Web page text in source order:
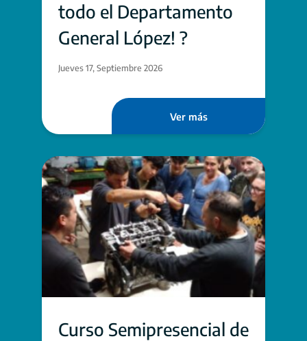
todo el Departamento
General López! ?
Jueves 17, Septiembre 2026
Ver más
Curso Semipresencial de